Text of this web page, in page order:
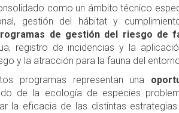
como un ámbito técnico
gestión del hábitat y
de gestión del riesgo de
registro de incidencias y la
y la atracción para la fauna del
programas representan una
de la ecología de especies
la eficacia de las distintas